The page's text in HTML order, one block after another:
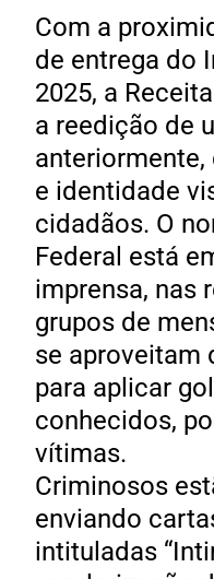
Com a
de entrega do
2025, a
a reedição de
anteriormente,
e identidade
cidadãos. O
Federal está
imprensa, nas
grupos de
se aproveitam
para aplicar
conhecidos,
vítimas.
Criminosos
enviando
intituladas